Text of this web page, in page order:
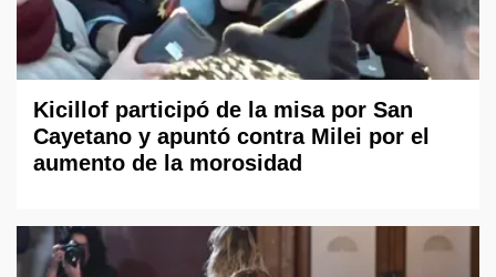
Kicillof participó de la misa por San
Cayetano y apuntó contra Milei por el
aumento de la morosidad